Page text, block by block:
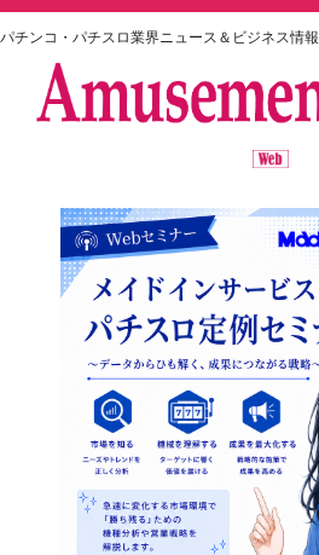
パチンコ・パチスロ業界ニュース＆ビジネス情報